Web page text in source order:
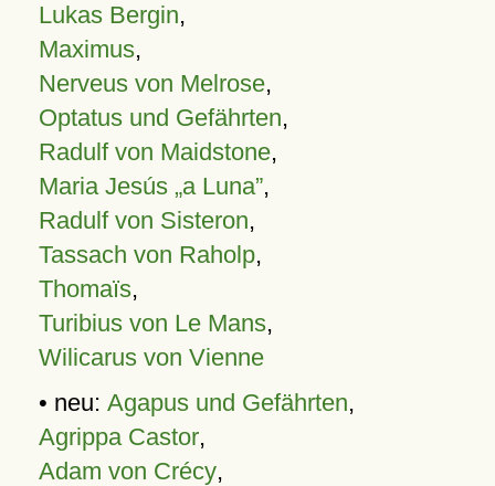
Lukas Bergin,
Maximus,
Nerveus von Melrose,
Optatus und Gefährten,
Radulf von Maidstone,
Maria Jesús „a Luna”,
Radulf von Sisteron,
Tassach von Raholp,
Thomaïs,
Turibius von Le Mans,
Wilicarus von Vienne
• neu: Agapus und Gefährten,
Agrippa Castor,
Adam von Crécy,